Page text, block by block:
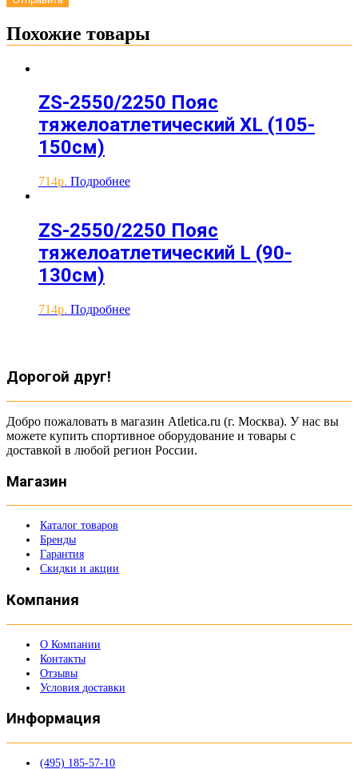
Похожие товары
ZS-2550/2250 Пояс
тяжелоатлетический XL (105-
150см)
714 Подробнее
ZS-2550/2250 Пояс
тяжелоатлетический L (90-
130см)
714 Подробнее
Дорогой друг!
Добро пожаловать в магазин Atletica.ru (г. Москва). У нас вы
можете купить спортивное оборудование и товары с
доставкой в любой регион России.
Магазин
Каталог товаров
Бренды
Гарантия
Скидки и акции
Компания
О Компании
Контакты
Отзывы
Условия доставки
Информация
(495) 185-57-10